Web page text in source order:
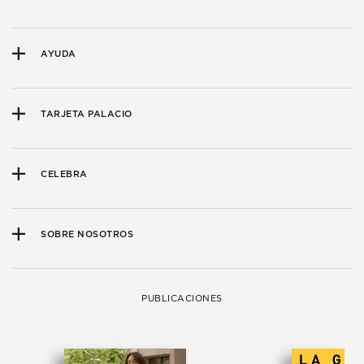
AYUDA
TARJETA PALACIO
CELEBRA
SOBRE NOSOTROS
PUBLICACIONES